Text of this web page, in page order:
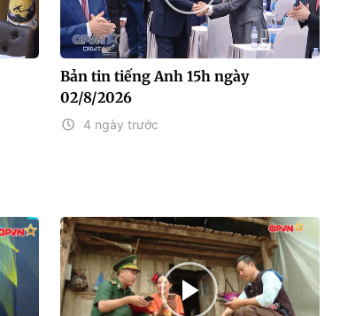
Bản tin tiếng Anh 15h ngày
02/8/2026
4 ngày trước